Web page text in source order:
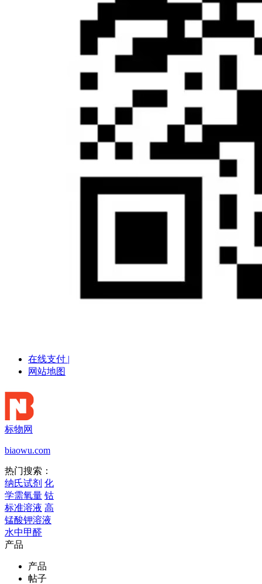
在线支付 |
网站地图
标物网
biaowu.com
热门搜索：
纳氏试剂 化
学需氧量 钴
标准溶液 高
锰酸钾溶液
水中甲醛
产品
产品
帖子